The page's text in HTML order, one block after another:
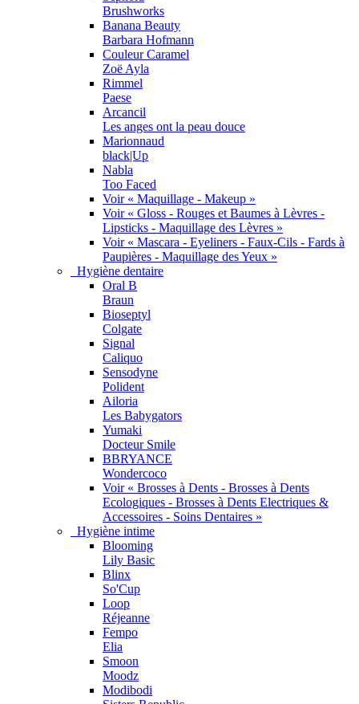
Brushworks
Banana Beauty
Barbara Hofmann
Couleur Caramel
Zoë Ayla
Rimmel
Paese
Arcancil
Les anges ont la peau douce
Marionnaud
black|Up
Nabla
Too Faced
Voir « Maquillage - Makeup »
Voir « Gloss - Rouges et Baumes à Lèvres -
Lipsticks - Maquillage des Lèvres »
Voir « Mascara - Eyeliners - Faux-Cils - Fards à
Paupières - Maquillage des Yeux »
Hygiène dentaire
Oral B
Braun
Bioseptyl
Colgate
Signal
Caliquo
Sensodyne
Polident
Ailoria
Les Babygators
Yumaki
Docteur Smile
BBRYANCE
Wondercoco
Voir « Brosses à Dents - Brosses à Dents
Ecologiques - Brosses à Dents Electriques &
Accessoires - Soins Dentaires »
Hygiène intime
Blooming
Lily Basic
Blinx
So'Cup
Loop
Réjeanne
Fempo
Elia
Smoon
Moodz
Modibodi